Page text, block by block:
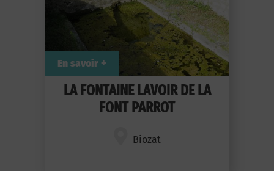
LA FONTAINE LAVOIR DE LA
FONT PARROT
Biozat
En savoir +